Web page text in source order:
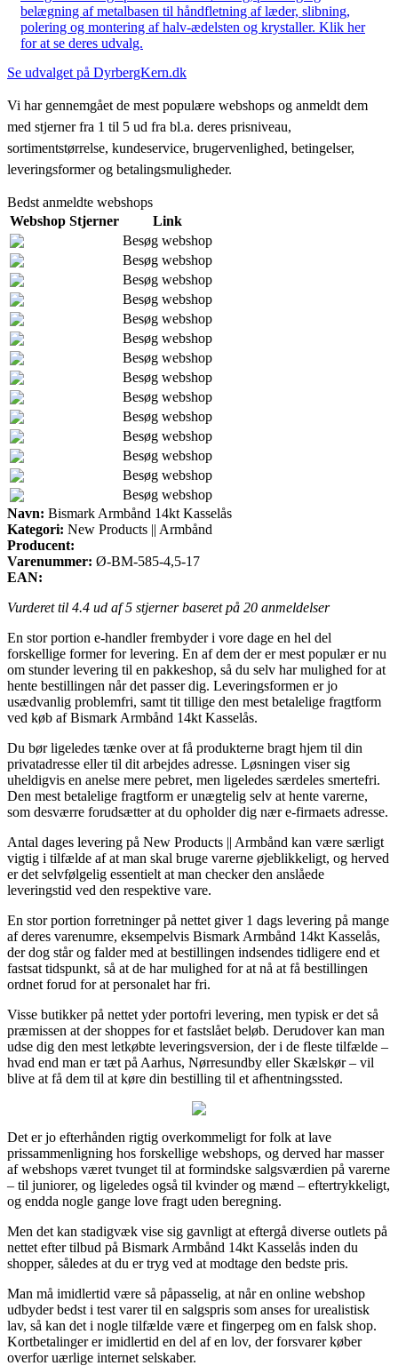
belægning af metalbasen til håndfletning af læder, slibning,
polering og montering af halv-ædelsten og krystaller. Klik her
for at se deres udvalg.
Se udvalget på DyrbergKern.dk
Vi har gennemgået de mest populære webshops og anmeldt dem
med stjerner fra 1 til 5 ud fra bl.a. deres prisniveau,
sortimentstørrelse, kundeservice, brugervenlighed, betingelser,
leveringsformer og betalingsmuligheder.
Bedst anmeldte webshops
Webshop Stjerner
Link
Besøg webshop
Besøg webshop
Besøg webshop
Besøg webshop
Besøg webshop
Besøg webshop
Besøg webshop
Besøg webshop
Besøg webshop
Besøg webshop
Besøg webshop
Besøg webshop
Besøg webshop
Besøg webshop
Navn: Bismark Armbånd 14kt Kasselås
Kategori: New Products || Armbånd
Producent:
Varenummer: Ø-BM-585-4,5-17
EAN:
Vurderet til 4.4 ud af 5 stjerner baseret på 20 anmeldelser
En stor portion e-handler frembyder i vore dage en hel del
forskellige former for levering. En af dem der er mest populær er nu
om stunder levering til en pakkeshop, så du selv har mulighed for at
hente bestillingen når det passer dig. Leveringsformen er jo
usædvanlig problemfri, samt tit tillige den mest betalelige fragtform
ved køb af Bismark Armbånd 14kt Kasselås.
Du bør ligeledes tænke over at få produkterne bragt hjem til din
privatadresse eller til dit arbejdes adresse. Løsningen viser sig
uheldigvis en anelse mere pebret, men ligeledes særdeles smertefri.
Den mest betalelige fragtform er unægtelig selv at hente varerne,
som desværre forudsætter at du opholder dig nær e-firmaets adresse.
Antal dages levering på New Products || Armbånd kan være særligt
vigtig i tilfælde af at man skal bruge varerne øjeblikkeligt, og herved
er det selvfølgelig essentielt at man checker den anslåede
leveringstid ved den respektive vare.
En stor portion forretninger på nettet giver 1 dags levering på mange
af deres varenumre, eksempelvis Bismark Armbånd 14kt Kasselås,
der dog står og falder med at bestillingen indsendes tidligere end et
fastsat tidspunkt, så at de har mulighed for at nå at få bestillingen
ordnet forud for at personalet har fri.
Visse butikker på nettet yder portofri levering, men typisk er det så
præmissen at der shoppes for et fastslået beløb. Derudover kan man
udse dig den mest letkøbte leveringsversion, der i de fleste tilfælde –
hvad end man er tæt på Aarhus, Nørresundby eller Skælskør – vil
blive at få dem til at køre din bestilling til et afhentningssted.
Det er jo efterhånden rigtig overkommeligt for folk at lave
prissammenligning hos forskellige webshops, og derved har masser
af webshops været tvunget til at formindske salgsværdien på varerne
– til juniorer, og ligeledes også til kvinder og mænd – eftertrykkeligt,
og endda nogle gange love fragt uden beregning.
Men det kan stadigvæk vise sig gavnligt at eftergå diverse outlets på
nettet efter tilbud på Bismark Armbånd 14kt Kasselås inden du
shopper, således at du er tryg ved at modtage den bedste pris.
Man må imidlertid være så påpasselig, at når en online webshop
udbyder bedst i test varer til en salgspris som anses for urealistisk
lav, så kan det i nogle tilfælde være et fingerpeg om en falsk shop.
Kortbetalinger er imidlertid en del af en lov, der forsvarer køber
overfor uærlige internet selskaber.